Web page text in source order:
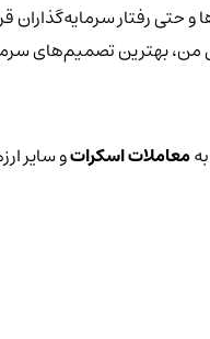
رفتار سرمایه‌گذاران
من، بهترین تصمیم‌های
معاملات اسکراتو سایر